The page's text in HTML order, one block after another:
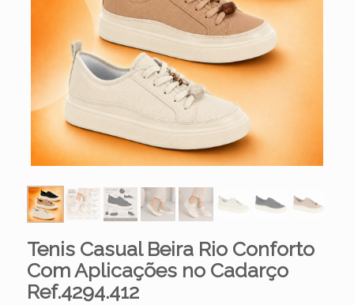
Tenis Casual Beira Rio Conforto
Com Aplicações no Cadarço
Ref.4294.412